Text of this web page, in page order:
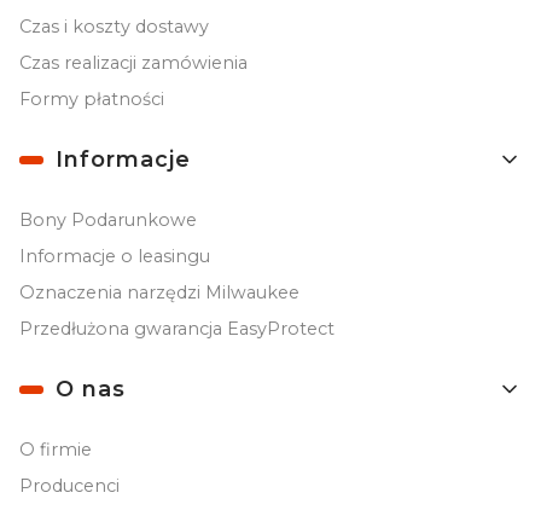
Czas i koszty dostawy
Czas realizacji zamówienia
Formy płatności
Informacje
Bony Podarunkowe
Informacje o leasingu
Oznaczenia narzędzi Milwaukee
Przedłużona gwarancja EasyProtect
O nas
O firmie
Producenci